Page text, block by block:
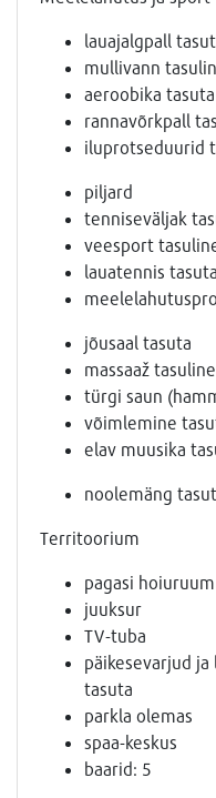
lauajalgpall
mullivann
aeroobika tasuta
rannavõrkpall
iluprotseduurid
piljard
tenniseväljak
veesport
lauatennis tasuta
jõusaal tasuta
massaaž tasuline
türgi saun
võimlemine
elav muusika
noolemäng
Territoorium
pagasi hoiuruum
juuksur
TV-tuba
päikesevarjud
tasuta
parkla olemas
spaa-keskus
baarid: 5